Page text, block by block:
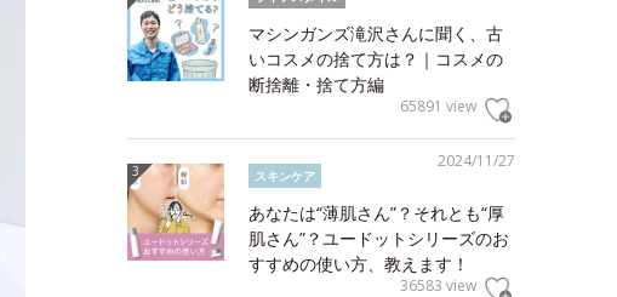
マシンガンズ滝沢さんに聞く、古
いコスメの捨て方は？｜コスメの
断捨離・捨て方編
65891 view
2024/11/27
スキンケア
あなたは“薄肌さん”？それとも“厚
肌さん”？ユードットシリーズのお
すすめの使い方、教えます！
36583 view